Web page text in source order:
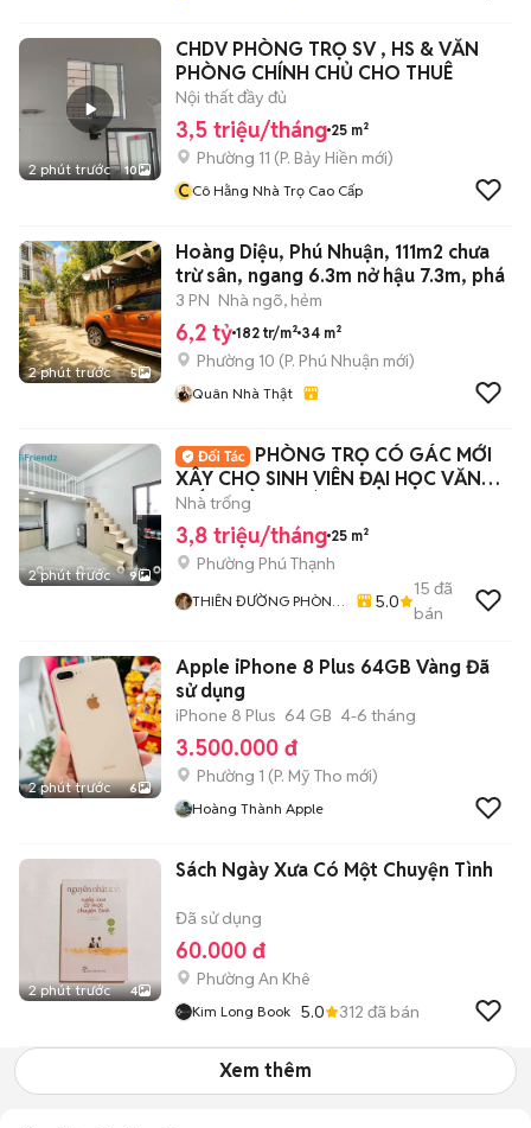
2 phút trước 10
CHDV PHÒNG TRỌ SV , HS & VĂN
PHÒNG CHÍNH CHỦ CHO THUÊ
Nội thất đầy đủ
3,5 triệu/tháng 25 m²
Phường 11 (P. Bảy Hiền mới)
CCô Hằng Nhà Trọ Cao Cấp
2 phút trước 5
Hoàng Diệu, Phú Nhuận, 111m2 chưa
trừ sân, ngang 6.3m nở hậu 7.3m, phá
3 PN Nhà ngõ, hẻm
6,2 tỷ 182 tr/m² 34 m²
Phường 10 (P. Phú Nhuận mới)
Quân Nhà Thật
2 phút trước 9
PHÒNG TRỌ CÓ GÁC MỚI
XÂY CHO SINH VIÊN ĐẠI HỌC VĂN
HIẾN - HỒNG BÀNG
Nhà trống
3,8 triệu/tháng 25 m²
Phường Phú Thạnh
THIÊN ĐƯỜNG PHÒNG
5.0
15 đã
bán
2 phút trước 6
Apple iPhone 8 Plus 64GB Vàng Đã
sử dụng
iPhone 8 Plus 64 GB 4-6 tháng
3.500.000 đ
Phường 1 (P. Mỹ Tho mới)
Hoàng Thành Apple
2 phút trước 4
Sách Ngày Xưa Có Một Chuyện Tình
Đã sử dụng
60.000 đ
Phường An Khê
Kim Long Book 5.0 312 đã bán
Xem thêm